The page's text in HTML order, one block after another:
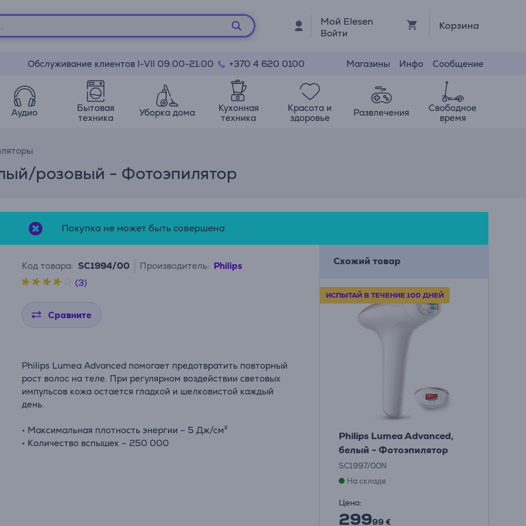
Мой Elesen
Войти
Корзина
Обслуживание клиентов I-VII 09:00-21:00 +370 4 620 0100 Магазины Инфо Сообщение
Аудио
Бытовая
техника
Уборка дома
Кухонная
техника
Красота и
здоровье
Развлечения
Свободное
время
розовый - Фотоэпилятор
Покупка не может быть совершена
Код товара: SC1994/00 Производитель: Philips
(3)
Сравните
Philips Lumea Advanced помогает предотвратить повторный
рост волос на теле. При регулярном воздействии световых
импульсов кожа остается гладкой и шелковистой каждый
день.
• Максимальная плотность энергии – 5 Дж/см²
• Количество вспышек – 250 000
Схожий товар
ИСПЫТАЙ В ТЕЧЕНИЕ 100 ДНЕЙ
Philips Lumea Advanced,
белый - Фотоэпилятор
SC1997/00N
На складе
Цена:
29999 €